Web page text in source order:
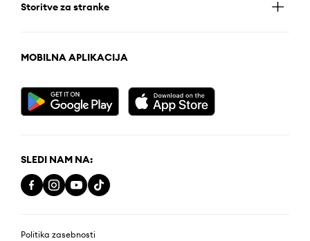
Storitve za stranke
MOBILNA APLIKACIJA
SLEDI NAM NA:
Politika zasebnosti